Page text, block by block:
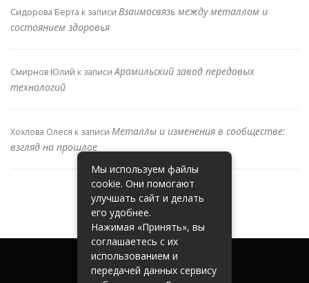
Сидорова Берта к записи Взаимосвязь между металлом и
состоянием здоровья
Смирнов Юлий к записиАрамильский завод передовых
технологий
Хохлова Олеся к записи Металлы и изменения в сообществе:
взгляд на прошлое
Мы используем файлы
cookie. Они помогают
улучшать сайт и делать
его удобнее.
Нажимая «Принять», вы
соглашаетесь с их
использованием и
передачей данных сервису